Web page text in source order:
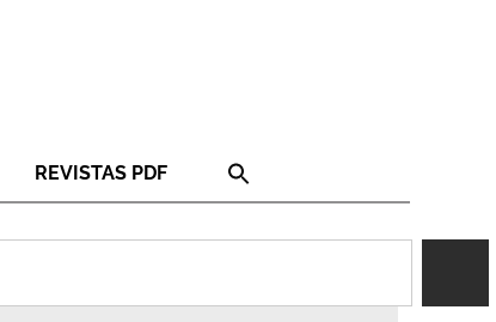
REVISTAS PDF